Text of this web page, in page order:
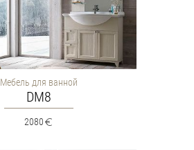
Мебель для ванной
DM8
2080